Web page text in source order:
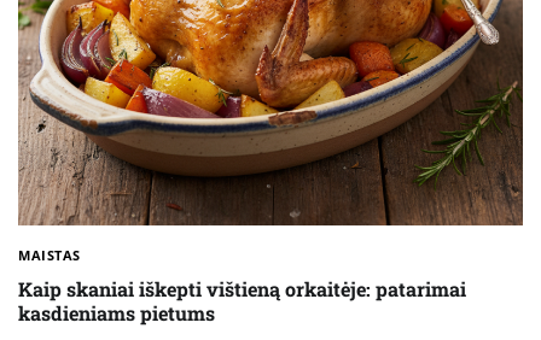
MAISTAS
Kaip skaniai iškepti vištieną orkaitėje: patarimai
kasdieniams pietums